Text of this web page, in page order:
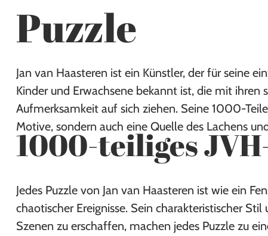
Puzzle
Jan van Haasteren ist ein Künstler, der für seine
Kinder und Erwachsene bekannt ist, die mit
Aufmerksamkeit auf sich ziehen. Seine 1000-
Motive, sondern auch eine Quelle des Lachens
1000-teiliges
Jedes Puzzle von Jan van Haasteren ist wie ein
chaotischer Ereignisse. Sein charakteristischer
Szenen zu erschaffen, machen jedes Puzzle zu